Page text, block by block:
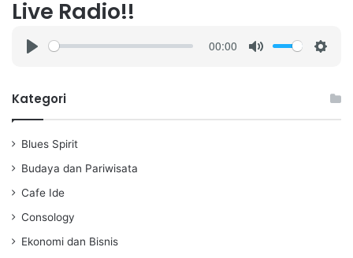
Live Radio!!
a
00:00
Kategori
Blues Spirit
Budaya dan Pariwisata
Cafe Ide
Consology
Ekonomi dan Bisnis